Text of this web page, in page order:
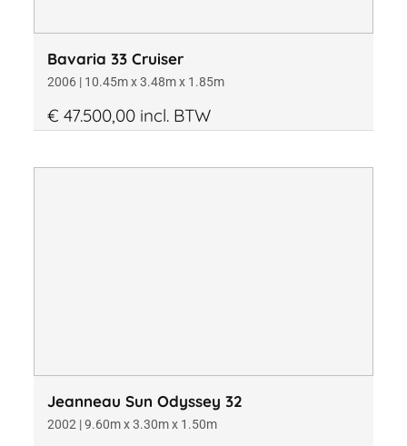
Bavaria 33 Cruiser
2006 | 10.45m x 3.48m x 1.85m
€ 47.500,00 incl. BTW
Jeanneau Sun Odyssey 32
2002 | 9.60m x 3.30m x 1.50m